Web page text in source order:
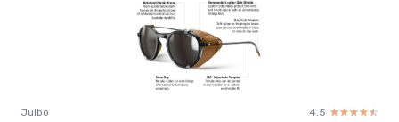
Julbo 4.5 ☆☆☆☆☆
★★★★★